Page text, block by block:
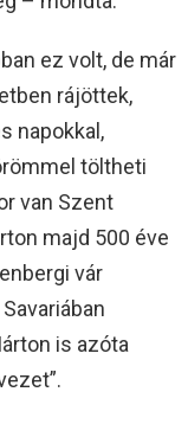
ez volt, de már
rájöttek,
napokkal,
töltheti
van Szent
majd 500 éve
vár
is azóta